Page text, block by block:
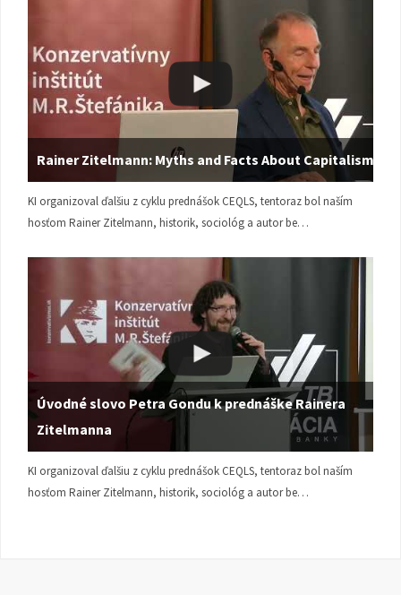
Rainer Zitelmann: Myths and Facts About Capitalism
KI organizoval ďalšiu z cyklu prednášok CEQLS, tentoraz bol naším
hosťom Rainer Zitelmann, historik, sociológ a autor be…
Úvodné slovo Petra Gondu k prednáške Rainera
Zitelmanna
KI organizoval ďalšiu z cyklu prednášok CEQLS, tentoraz bol naším
hosťom Rainer Zitelmann, historik, sociológ a autor be…